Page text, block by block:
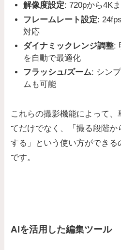
解像度設定: 720pから4K
フレームレート設定:
対応
ダイナミックレンジ調整:
を自動で最適化
フラッシュ/ズーム: シン
ムも可能
これらの撮影機能によって、
てだけでなく、「撮る段階
する」という使い方ができる
です。
AIを活用した編集ツール